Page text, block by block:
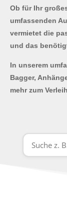
Ob für Ihr
umfassenden
vermietet die
und das
In unserem
Bagger,
mehr zum